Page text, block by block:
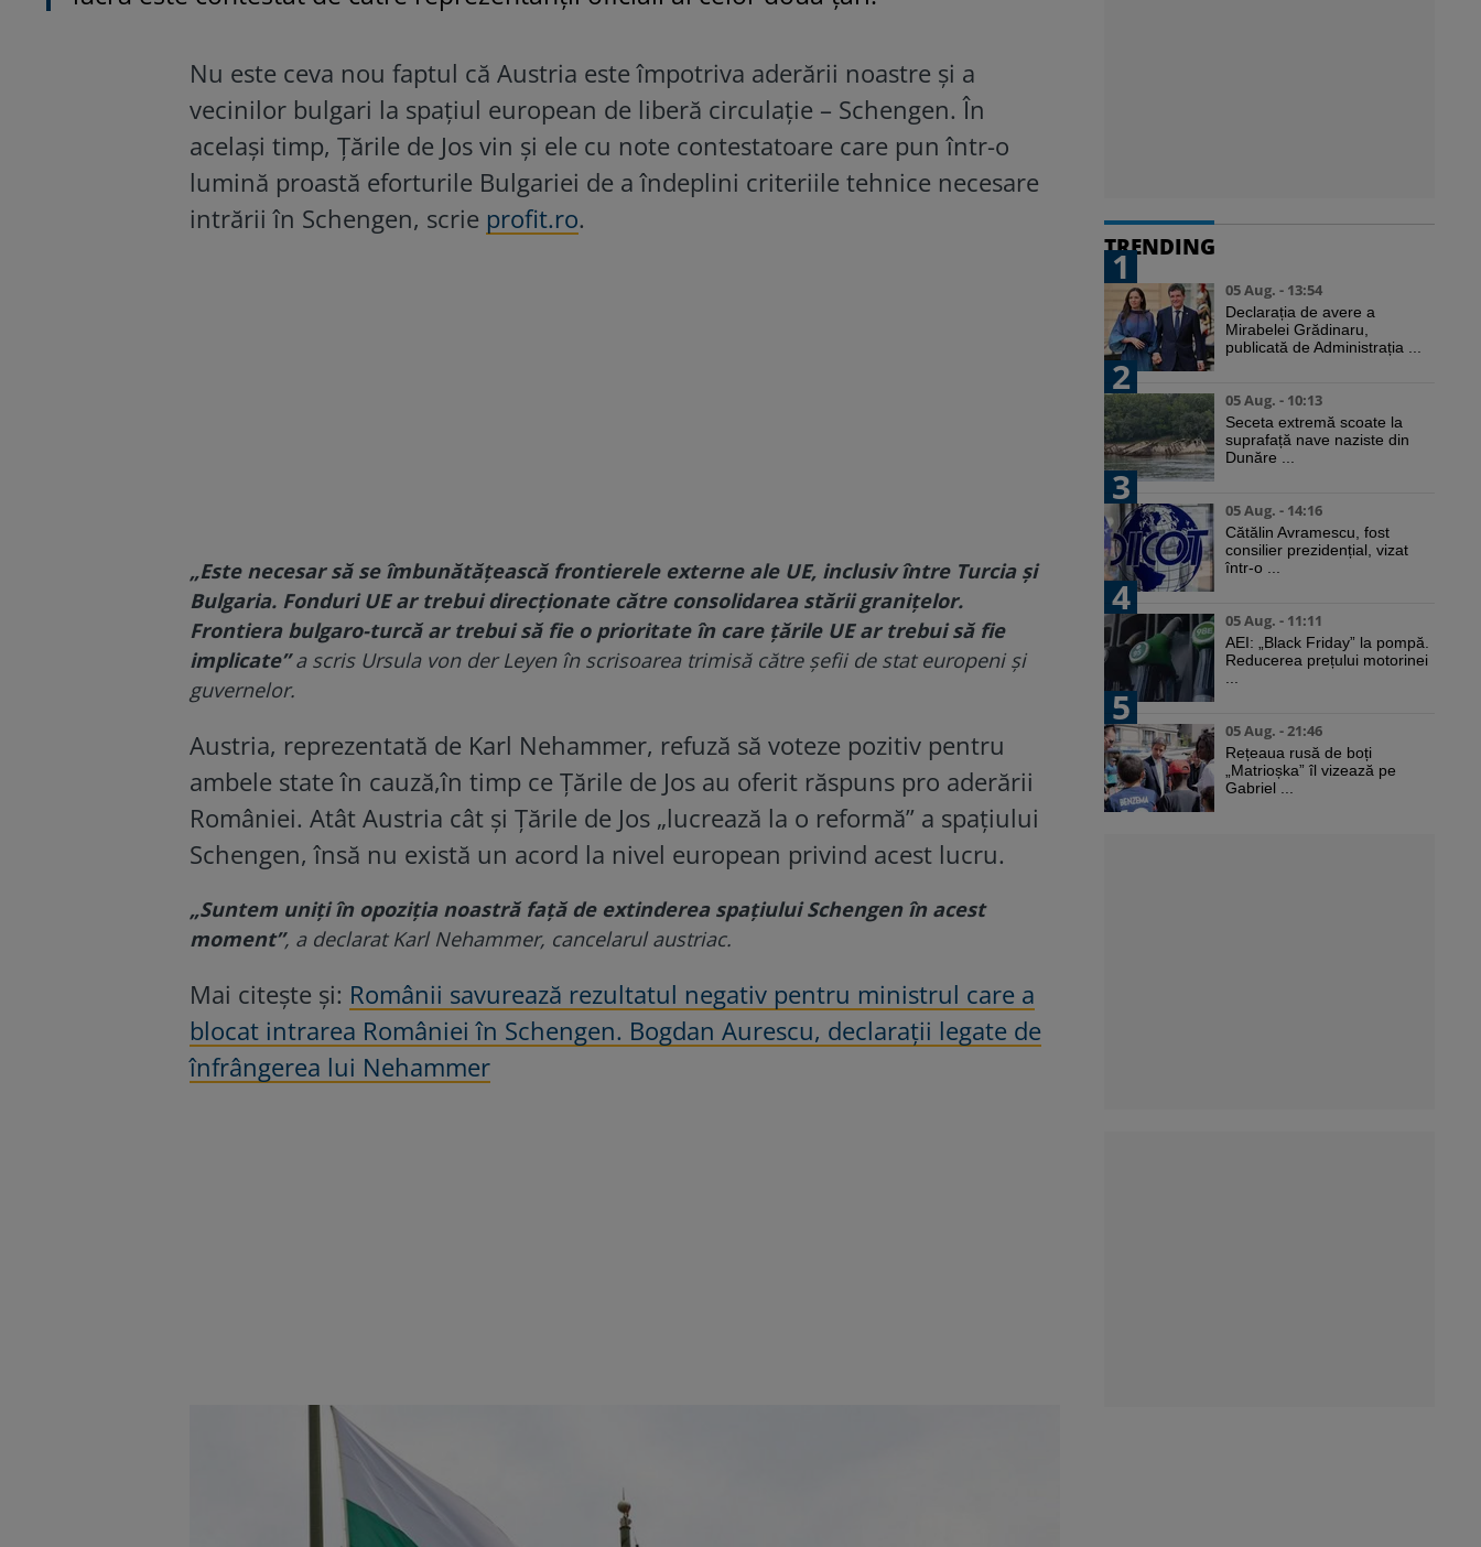
Nu este ceva nou faptul că Austria este împotriva aderării noastre și a
vecinilor bulgari la spațiul european de liberă circulație – Schengen. În
același timp, Țările de Jos vin și ele cu note contestatoare care pun într-o
lumină proastă eforturile Bulgariei de a îndeplini criteriile tehnice necesare
intrării în Schengen, scrie profit.ro.
„Este necesar să se îmbunătățească frontierele externe ale UE, inclusiv între Turcia și
Bulgaria. Fonduri UE ar trebui direcționate către consolidarea stării granițelor.
Frontiera bulgaro-turcă ar trebui să fie o prioritate în care țările UE ar trebui să fie
implicate”a scris Ursula von der Leyen în scrisoarea trimisă către șefii de stat europeni și
guvernelor.
Austria, reprezentată de Karl Nehammer, refuză să voteze pozitiv pentru
ambele state în cauză,în timp ce Țările de Jos au oferit răspuns pro aderării
României. Atât Austria cât și Țările de Jos „lucrează la o reformă” a spațiului
Schengen, însă nu există un acord la nivel european privind acest lucru.
„Suntem uniți în opoziția noastră față de extinderea spațiului Schengen în acest
moment”, a declarat Karl Nehammer, cancelarul austriac.
Mai citește și: Românii savurează rezultatul negativ pentru ministrul care a
blocat intrarea României în Schengen. Bogdan Aurescu, declarații legate de
înfrângerea lui Nehammer
TRENDING
1
05 Aug. - 13:54
Declarația de avere a
Mirabelei Grădinaru,
publicată de Administrația ...
2
05 Aug. - 10:13
Seceta extremă scoate la
suprafață nave naziste din
Dunăre ...
3
05 Aug. - 14:16
Cătălin Avramescu, fost
consilier prezidențial, vizat
într-o ...
4
05 Aug. - 11:11
AEI: „Black Friday” la pompă.
Reducerea prețului motorinei
5
05 Aug. - 21:46
Rețeaua rusă de boți
„Matrioșka” îl vizează pe
Gabriel ...